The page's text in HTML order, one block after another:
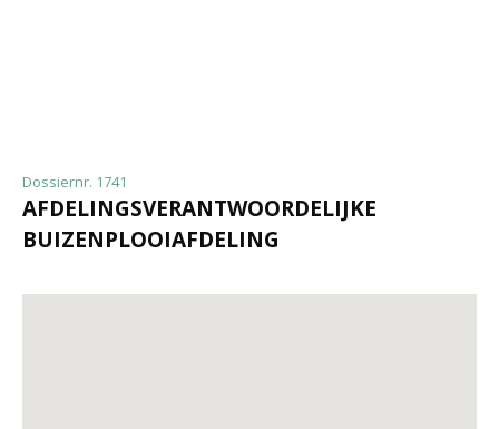
Dossiernr. 1741
AFDELINGSVERANTWOORDELIJKE
BUIZENPLOOIAFDELING